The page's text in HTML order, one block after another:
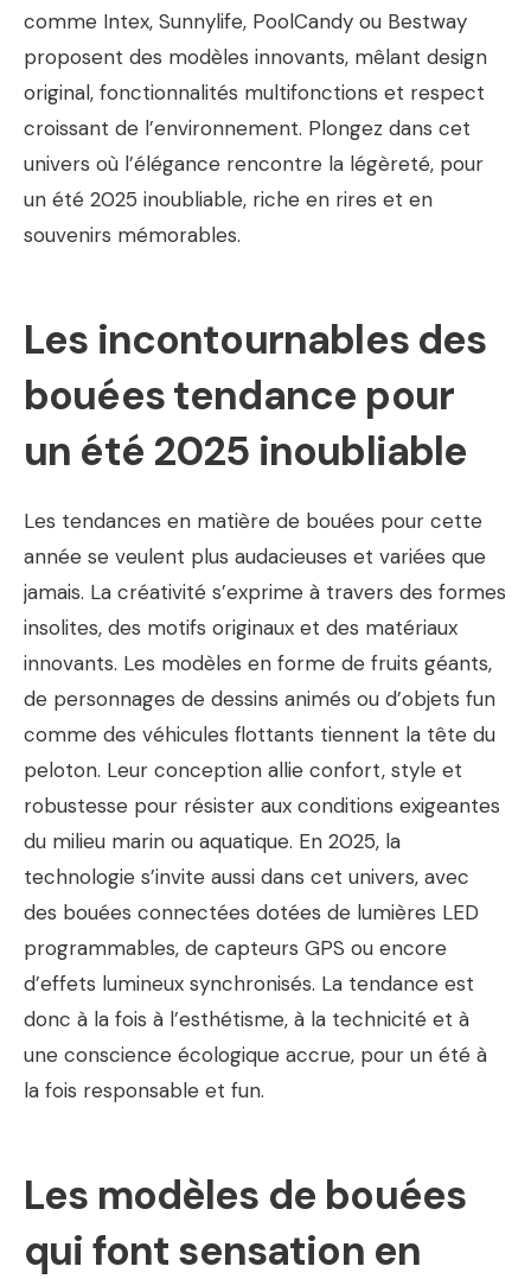
comme Intex, Sunnylife, PoolCandy ou Bestway
proposent des modèles innovants, mêlant design
original, fonctionnalités multifonctions et respect
croissant de l’environnement. Plongez dans cet
univers où l’élégance rencontre la légèreté, pour
un été 2025 inoubliable, riche en rires et en
souvenirs mémorables.
Les incontournables des
bouées tendance pour
un été 2025 inoubliable
Les tendances en matière de bouées pour cette
année se veulent plus audacieuses et variées que
jamais. La créativité s’exprime à travers des formes
insolites, des motifs originaux et des matériaux
innovants. Les modèles en forme de fruits géants,
de personnages de dessins animés ou d’objets fun
comme des véhicules flottants tiennent la tête du
peloton. Leur conception allie confort, style et
robustesse pour résister aux conditions exigeantes
du milieu marin ou aquatique. En 2025, la
technologie s’invite aussi dans cet univers, avec
des bouées connectées dotées de lumières LED
programmables, de capteurs GPS ou encore
d’effets lumineux synchronisés. La tendance est
donc à la fois à l’esthétisme, à la technicité et à
une conscience écologique accrue, pour un été à
la fois responsable et fun.
Les modèles de bouées
qui font sensation en